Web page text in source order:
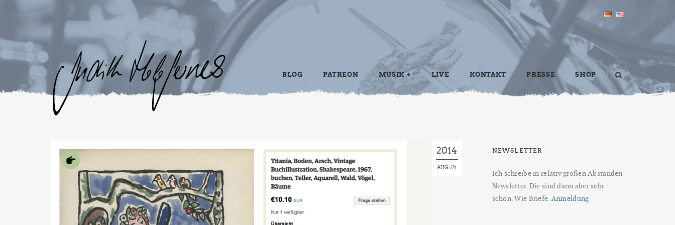
BLOG PATREON MUSIK LIVE KONTAKT PRESSE SHOP
2014
AUG. 21
NEWSLETTER
Ich schreibe in relativ großen Abständen
Newsletter. Die sind dann aber sehr
schön. Wie Briefe. Anmeldung